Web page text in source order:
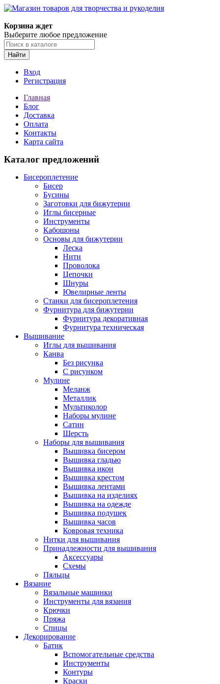
Корзина ждет
Выберите любое предложение
Найти
Вход
Регистрация
Главная
Блог
Доставка
Оплата
Контакты
Карта сайта
Каталог предложений
Бисероплетение
Бисер
Бусины
Заготовки для бижутерии
Иглы бисерные
Инструменты
Кабошоны
Основы для бижутерии
Леска
Нити
Проволока
Цепочки
Шнуры
Ювелирные ленты
Станки для бисероплетения
Фурнитура для бижутерии
Фурнитура декоративная
Фурнитура техническая
Вышивание
Иглы для вышивания
Канва
Без рисунка
С рисунком
Мулине
Меланж
Металлик
Мультиколор
Наборы мулине
Сатин
Шерсть
Наборы для вышивания
Вышивка бисером
Вышивка гладью
Вышивка икон
Вышивка крестом
Вышивка лентами
Вышивка на изделиях
Вышивка на одежде
Вышивка подушек
Вышивка часов
Ковровая техника
Нитки для вышивания
Принадлежности для вышивания
Аксессуары
Схемы
Пяльцы
Вязание
Вязальные машинки
Инструменты для вязания
Крючки
Пряжа
Спицы
Декорирование
Батик
Вспомогательные средства
Инструменты
Контуры
Краски